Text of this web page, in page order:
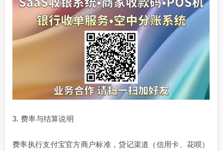
3. 费率与结算说明
费率执行支付宝官方商户标准，贷记渠道（信用卡、花呗）